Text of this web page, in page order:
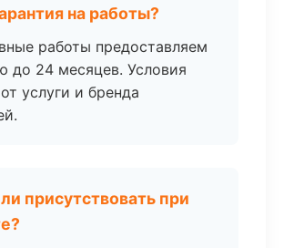
на работы?
работы предоставляем
до 24 месяцев. Условия
услуги и бренда
присутствовать при